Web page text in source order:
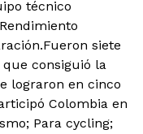
técnico
Fueron siete
que consiguió la
lograron en cinco
Colombia en
Para cycling;